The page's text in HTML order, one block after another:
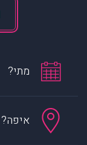
מתי?
איפה?